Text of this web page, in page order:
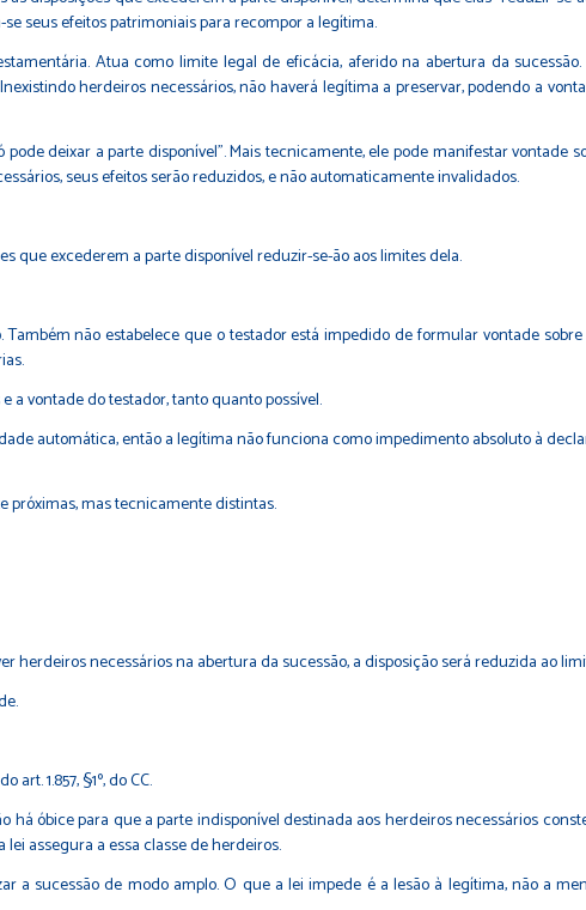
seus efeitos patrimoniais para recompor a legítima.
Atua como limite legal de eficácia, aferido na abertura da
herdeiros necessários, não haverá legítima a preservar, podendo a
deixar a parte disponível". Mais tecnicamente, ele pode manifestar vontade
seus efeitos serão reduzidos, e não automaticamente invalidados.
que excederem a parte disponível reduzir-se-ão aos limites dela.
não estabelece que o testador está impedido de formular vontade
a vontade do testador, tanto quanto possível.
automática, então a legítima não funciona como impedimento absoluto à
próximas, mas tecnicamente distintas.
necessários na abertura da sucessão, a disposição será reduzida ao
1.857, §1º, do CC.
óbice para que a parte indisponível destinada aos herdeiros necessários
assegura a essa classe de herdeiros.
sucessão de modo amplo. O que a lei impede é a lesão à legítima, não a